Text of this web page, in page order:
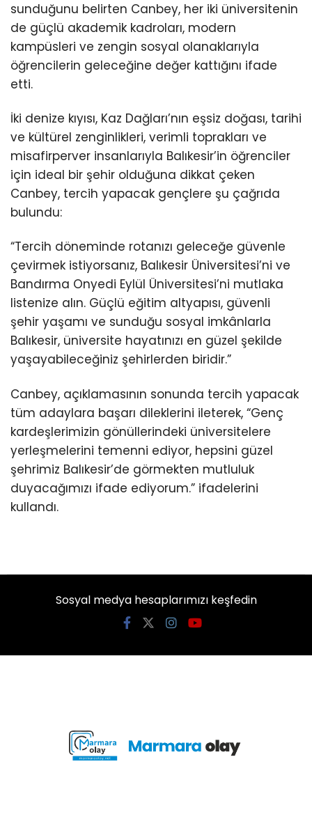
sunduğunu belirten Canbey, her iki üniversitenin
de güçlü akademik kadroları, modern
kampüsleri ve zengin sosyal olanaklarıyla
öğrencilerin geleceğine değer kattığını ifade
etti.
İki denize kıyısı, Kaz Dağları’nın eşsiz doğası, tarihi
ve kültürel zenginlikleri, verimli toprakları ve
misafirperver insanlarıyla Balıkesir’in öğrenciler
için ideal bir şehir olduğuna dikkat çeken
Canbey, tercih yapacak gençlere şu çağrıda
bulundu:
“Tercih döneminde rotanızı geleceğe güvenle
çevirmek istiyorsanız, Balıkesir Üniversitesi’ni ve
Bandırma Onyedi Eylül Üniversitesi’ni mutlaka
listenize alın. Güçlü eğitim altyapısı, güvenli
şehir yaşamı ve sunduğu sosyal imkânlarla
Balıkesir, üniversite hayatınızı en güzel şekilde
yaşayabileceğiniz şehirlerden biridir.”
Canbey, açıklamasının sonunda tercih yapacak
tüm adaylara başarı dileklerini ileterek, “Genç
kardeşlerimizin gönüllerindeki üniversitelere
yerleşmelerini temenni ediyor, hepsini güzel
şehrimiz Balıkesir’de görmekten mutluluk
duyacağımızı ifade ediyorum.” ifadelerini
kullandı.
Sosyal medya hesaplarımızı keşfedin